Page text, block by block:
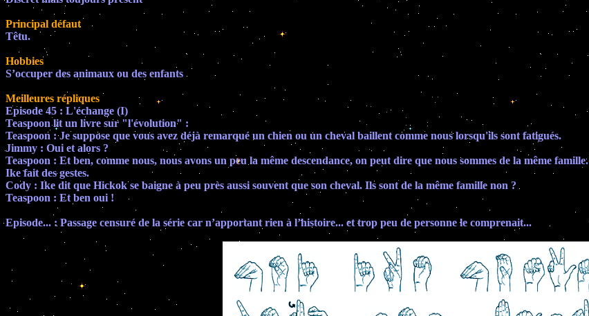
Principal défaut
Têtu.
Hobbies
S’occuper des animaux ou des enfants
Meilleures répliques
Episode 45 : L'échange (I)
Teaspoon lit un livre sur "l'évolution" :
Teaspoon : Je suppose que vous avez déjà remarqué un chien ou un cheval baillent comme nous lorsqu'ils sont fatigués.
Jimmy : Oui et alors ?
Teaspoon : Et ben, comme nous, nous avons un peu la même descendance, on peut dire que nous sommes de la même famille.
Ike fait des gestes.
Cody : Ike dit que Hickok se baigne à peu près aussi souvent que son cheval. Ils sont de la même famille non ?
Teaspoon : Et ben oui !
Episode... : Passage censuré de la série car n’apportant rien à l’histoire... et trop peu de personne le comprenait...